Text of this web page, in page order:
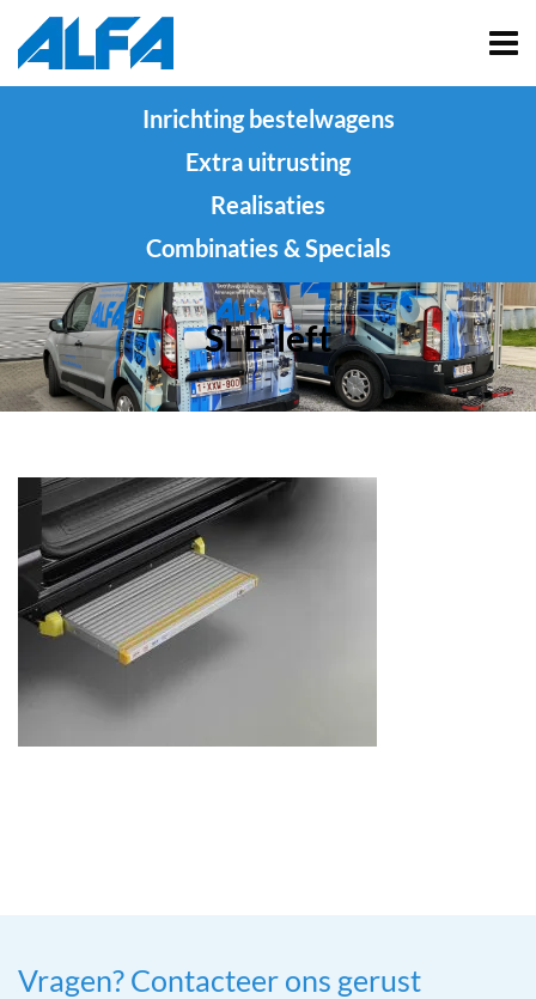
Inrichting bestelwagens
Extra uitrusting
Realisaties
Combinaties & Specials
SLE-left
Vragen? Contacteer ons gerust